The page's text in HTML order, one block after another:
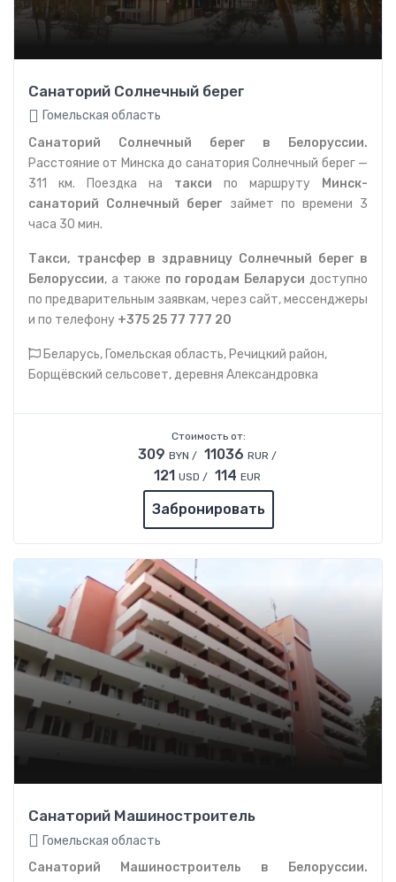
Санаторий Солнечный берег
Гомельская область
Санаторий Солнечный берег в Белоруссии.
Расстояние от Минска до санатория Солнечный берег —
311 км. Поездка на такси по маршруту
Минск-
санаторий Солнечный берег займет по времени 3
часа 30 мин.
Такси, трансфер в здравницу Солнечный берег в
Белоруссии, а также по городам Беларуси доступно
по предварительным заявкам, через сайт, мессенджеры
и по телефону +375 25 77 777 20
Беларусь, Гомельская область, Речицкий район,
Борщёвский сельсовет, деревня Александровка
Стоимость от:
309 BYN / 11036 RUR /
121 USD / 114 EUR
Забронировать
Санаторий Машиностроитель
Гомельская область
Санаторий Машиностроитель в Белоруссии.